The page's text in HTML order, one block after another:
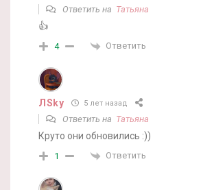
Ответить на Татьяна
👍
4 Ответить
ЛSky 5 лет назад
Ответить на Татьяна
Круто они обновились :))
1 Ответить